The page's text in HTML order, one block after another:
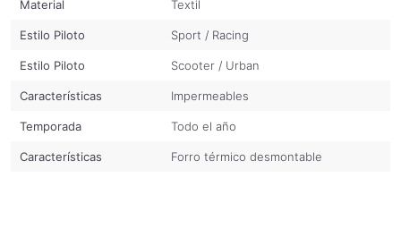
Material Textil
Estilo Piloto Sport / Racing
Estilo Piloto Scooter / Urban
Características Impermeables
Temporada Todo el año
Características Forro térmico desmontable